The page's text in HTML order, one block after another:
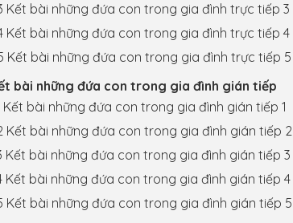
Kết bài những đứa con trong gia đình trực tiếp 3
Kết bài những đứa con trong gia đình trực tiếp 4
Kết bài những đứa con trong gia đình trực tiếp 5
bài những đứa con trong gia đình gián tiếp
Kết bài những đứa con trong gia đình gián tiếp 1
Kết bài những đứa con trong gia đình gián tiếp 2
Kết bài những đứa con trong gia đình gián tiếp 3
Kết bài những đứa con trong gia đình gián tiếp 4
Kết bài những đứa con trong gia đình gián tiếp 5